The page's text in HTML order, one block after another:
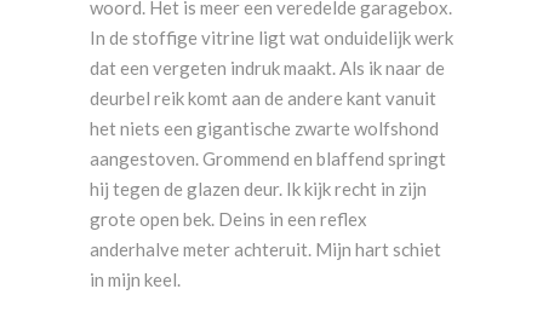
woord. Het is meer een veredelde garagebox.
In de stoffige vitrine ligt wat onduidelijk werk
dat een vergeten indruk maakt. Als ik naar de
deurbel reik komt aan de andere kant vanuit
het niets een gigantische zwarte wolfshond
aangestoven. Grommend en blaffend springt
hij tegen de glazen deur. Ik kijk recht in zijn
grote open bek. Deins in een reflex
anderhalve meter achteruit. Mijn hart schiet
in mijn keel.